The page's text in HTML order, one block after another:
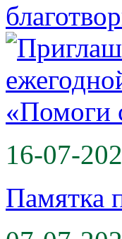
16-07-
Памятка